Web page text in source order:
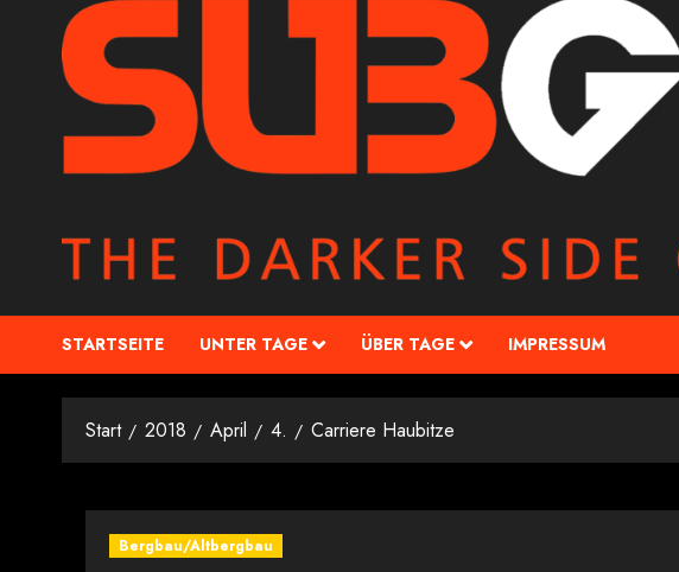
STARTSEITE UNTER TAGE ÜBER TAGE IMPRESSUM
Start 2018 April 4. Carriere Haubitze
Bergbau/Altbergbau